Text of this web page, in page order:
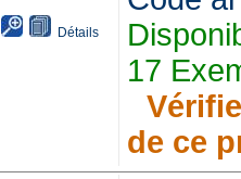
Détails
17
de ce